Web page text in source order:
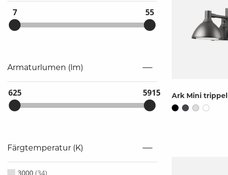
7 55
Armaturlumen (lm)
625 5915
Färgtemperatur (K)
3000 (34)
Ark Mini trippel